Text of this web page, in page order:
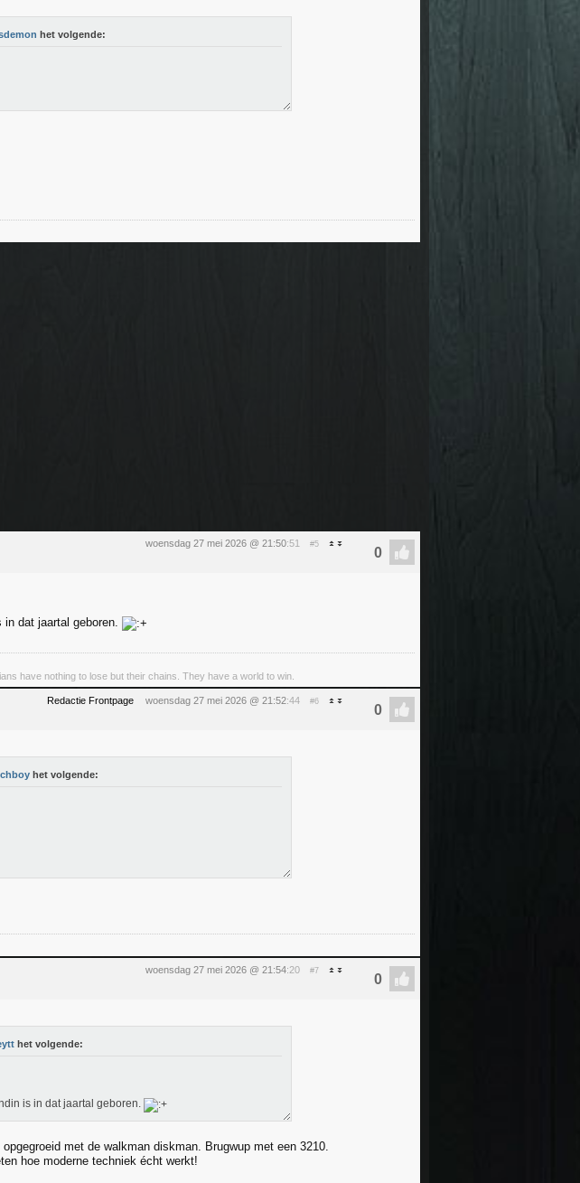
het volgende:
woensdag 27 mei 2026 @ 21:50:51 #5
dat jaartal geboren.
have nothing to lose but their chains. They have a world to win.
Redactie Frontpage woensdag 27 mei 2026 @ 21:52:44 #6
het volgende:
woensdag 27 mei 2026 @ 21:54:20 #7
het volgende:
is in dat jaartal geboren.
met de walkman diskman. Brugwup met een 3210.
hoe moderne techniek écht werkt!